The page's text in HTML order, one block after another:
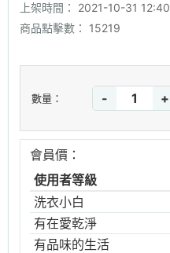
上架時間：
2021-10-31 12:40
商品點擊數：
15219
數量： - +
會員價：
使用者等級
洗衣小白
有在愛乾淨
有品味的生活